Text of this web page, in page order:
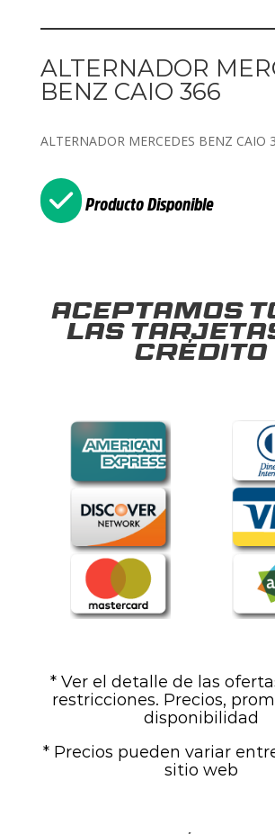
ALTERNADOR
BENZ CAIO 366
ALTERNADOR MERCEDES BENZ CAIO
Producto Disponible
Aceptamos
las
crédito
* Ver el detalle de las
restricciones. Precios,
disponibilidad
* Precios pueden variar
sitio web